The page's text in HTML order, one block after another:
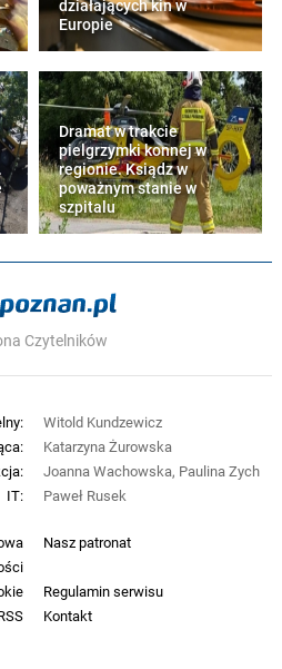
działających kin w
Europie
Dramat w trakcie
pielgrzymki konnej w
regionie. Ksiądz w
poważnym stanie w
szpitalu
Czytelników
Nasz patronat
Regulamin serwisu
Kontakt
Witold Kundzewicz
Katarzyna Żurowska
Joanna Wachowska, Paulina Zych
IT:
Paweł Rusek